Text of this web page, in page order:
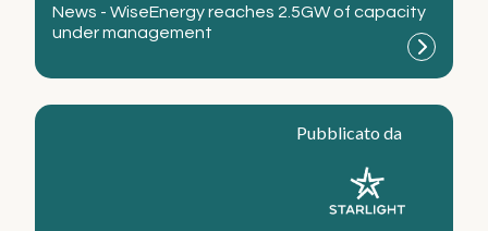
Contatti
Le nostre sedi
News - WiseEnergy reaches 2.5GW of capacity
under management
Pubblicato da